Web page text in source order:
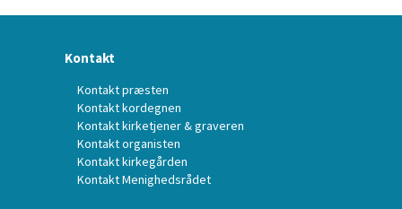
Kontakt
Kontakt præsten
Kontakt kordegnen
Kontakt kirketjener & graveren
Kontakt organisten
Kontakt kirkegården
Kontakt Menighedsrådet